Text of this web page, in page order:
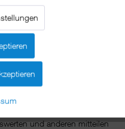
Xs zu Ihrem persönlichen
Radeln mit Ihrem Hörbuch
festen Bestandteil Ihres
möchten, können Sie
und anderen mitteilen